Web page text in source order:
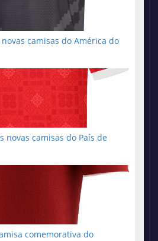
camisas do América do
novas camisas do País de
comemorativa do